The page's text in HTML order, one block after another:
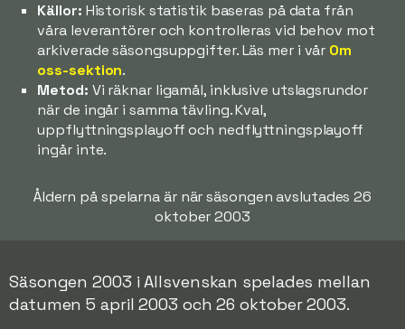
Källor: Historisk statistik baseras på data från
våra leverantörer och kontrolleras vid behov mot
arkiverade säsongsuppgifter. Läs mer i vår Om
oss-sektion.
Metod: Vi räknar ligamål, inklusive utslagsrundor
när de ingår i samma tävling. Kval,
uppflyttningsplayoff och nedflyttningsplayoff
ingår inte.
Åldern på spelarna är när säsongen avslutades 26
oktober 2003
Säsongen 2003 i Allsvenskan spelades mellan
datumen 5 april 2003 och 26 oktober 2003.